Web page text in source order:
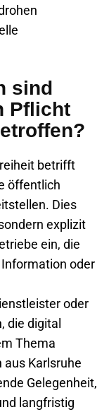
sind
Pflicht
betrifft
öffentlich
Dies
explizit
ein, die
oder
oder
die digital
Thema
aus Karlsruhe
Gelegenheit,
langfristig